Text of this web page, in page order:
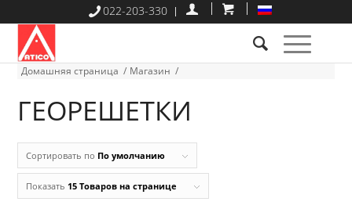
022-203-330
Домашняя страница / Магазин /
ГЕОРЕШЕТКИ
Сортировать по По умолчанию
Показать 15 Товаров на странице